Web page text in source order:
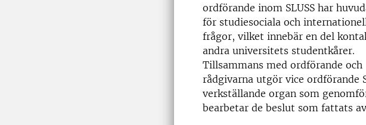
ordförande inom SLUSS har
för studiesociala och
frågor, vilket innebär en del
andra universitets studentkårer.
Tillsammans med ordförande och
rådgivarna utgör vice ordförande
verkställande organ som
bearbetar de beslut som fattats